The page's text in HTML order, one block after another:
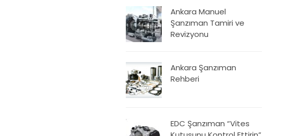
Ankara Manuel
Şanzıman Tamiri ve
Revizyonu
Ankara Şanzıman
Rehberi
EDC Şanzıman “Vites